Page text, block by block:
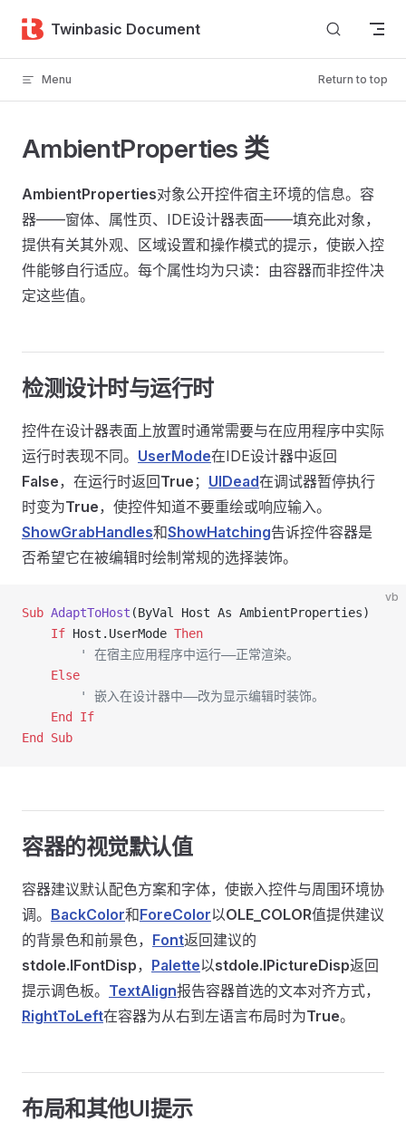
Skip to content
Twinbasic Document
Menu Return to top
AmbientProperties 类
AmbientProperties对象公开控件宿主环境的信息。容
器——窗体、属性页、IDE设计器表面——填充此对象，
提供有关其外观、区域设置和操作模式的提示，使嵌入控
件能够自行适应。每个属性均为只读：由容器而非控件决
定这些值。
检测设计时与运行时
控件在设计器表面上放置时通常需要与在应用程序中实际
运行时表现不同。 UserMode在IDE设计器中返回
False，在运行时返回True ； UIDead在调试器暂停执行
时变为True，使控件知道不要重绘或响应输入。
ShowGrabHandles和ShowHatching告诉控件容器是
否希望它在被编辑时绘制常规的选择装饰。
vb
Sub AdaptToHost (ByVal Host As AmbientProperties)
    If
Host.UserMode Then
        ' 在宿主应用程序中运行——正常渲染。
    Else
        ' 嵌入在设计器中——改为显示编辑时装饰。
    End If
End Sub
容器的视觉默认值
容器建议默认配色方案和字体，使嵌入控件与周围环境协
调。 BackColor和ForeColor以OLE_COLOR值提供建议
的背景色和前景色， Font返回建议的
stdole.IFontDisp， Palette以stdole.IPictureDisp返回
提示调色板。 TextAlign报告容器首选的文本对齐方式，
RightToLeft在容器为从右到左语言布局时为True。
布局和其他UI提示